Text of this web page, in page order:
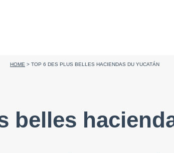
HOME > TOP 6 DES PLUS BELLES HACIENDAS DU YUCATÁN
belles